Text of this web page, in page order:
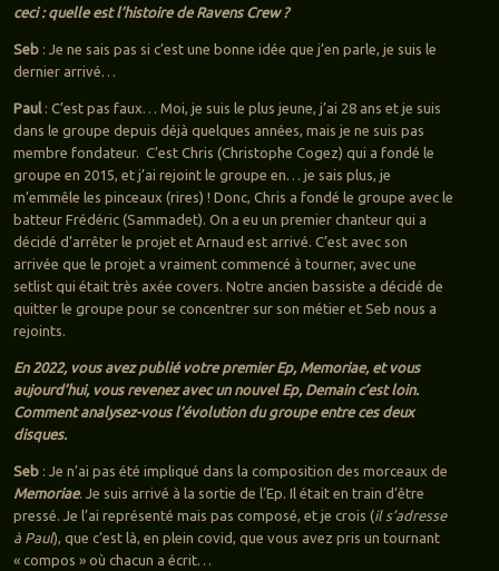
ceci : quelle est l’histoire de Ravens Crew ?
Seb : Je ne sais pas si c’est une bonne idée que j’en parle, je suis le
dernier arrivé…
Paul : C’est pas faux… Moi, je suis le plus jeune, j’ai 28 ans et je suis
dans le groupe depuis déjà quelques années, mais je ne suis pas
membre fondateur. C’est Chris (Christophe Cogez) qui a fondé le
groupe en 2015, et j’ai rejoint le groupe en… je sais plus, je
m’emmêle les pinceaux (rires) ! Donc, Chris a fondé le groupe avec le
batteur Frédéric (Sammadet). On a eu un premier chanteur qui a
décidé d’arrêter le projet et Arnaud est arrivé. C’est avec son
arrivée que le projet a vraiment commencé à tourner, avec une
setlist qui était très axée covers. Notre ancien bassiste a décidé de
quitter le groupe pour se concentrer sur son métier et Seb nous a
rejoints.
En 2022, vous avez publié votre premier Ep, Memoriae, et vous
aujourd’hui, vous revenez avec un nouvel Ep, Demain c’est loin.
Comment analysez-vous l’évolution du groupe entre ces deux
disques.
Seb : Je n’ai pas été impliqué dans la composition des morceaux de
Memoriae. Je suis arrivé à la sortie de l’Ep. Il était en train d’être
pressé. Je l’ai représenté mais pas composé, et je crois (il s’adresse
à Paul), que c’est là, en plein covid, que vous avez pris un tournant
« compos » où chacun a écrit…